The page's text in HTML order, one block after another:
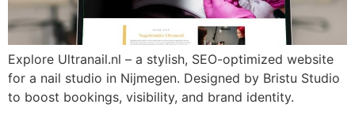
Explore Ultranail.nl – a stylish, SEO-optimized website
for a nail studio in Nijmegen. Designed by Bristu Studio
to boost bookings, visibility, and brand identity.